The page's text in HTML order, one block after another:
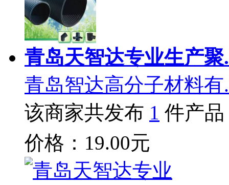
青岛天智达专业生产聚
青岛智达高分子材料有
该商家共发布 1 件产品
价格：19.00元